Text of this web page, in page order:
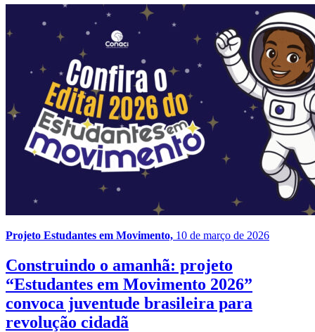
Projeto Estudantes em Movimento, 10 de março de 2026
Construindo o amanhã: projeto
“Estudantes em Movimento 2026”
convoca juventude brasileira para
revolução cidadã